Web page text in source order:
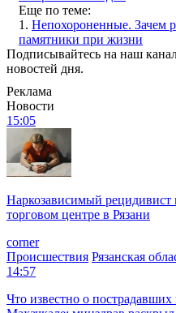
Еще по теме:
1. Непохороненные. Зачем
памятники при жизни
Подписывайтесь на наш
новостей дня.
Реклама
Новости
15:05
Наркозависимый рецидивист
торговом центре в Рязани
corner
Происшествия Рязанская
14:57
Что известно о